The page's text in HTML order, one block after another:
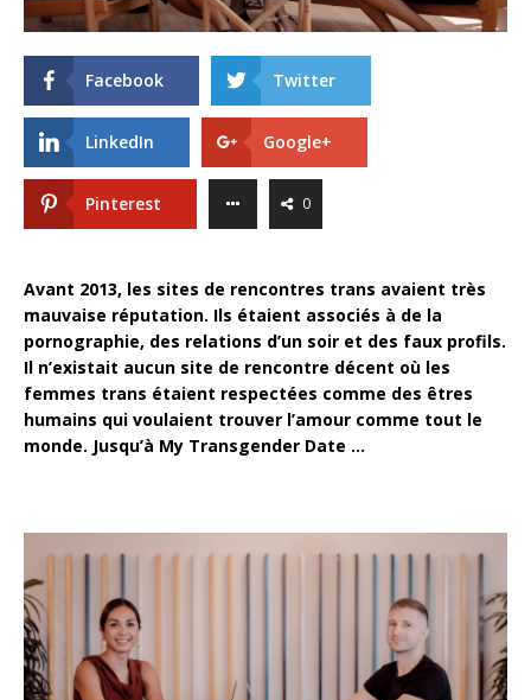
Facebook Twitter
LinkedIn Google+
Pinterest 0
Avant 2013, les sites de rencontres trans avaient très
mauvaise réputation. Ils étaient associés à de la
pornographie, des relations d’un soir et des faux profils.
Il n’existait aucun site de rencontre décent où les
femmes trans étaient respectées comme des êtres
humains qui voulaient trouver l’amour comme tout le
monde. Jusqu’à My Transgender Date …